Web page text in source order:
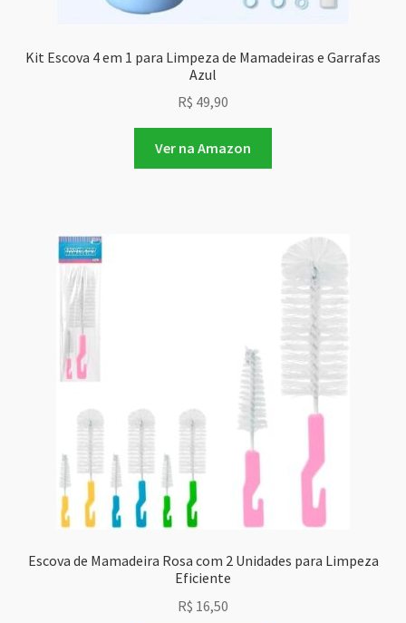
Kit Escova 4 em 1 para Limpeza de Mamadeiras e Garrafas
Azul
R$ 49,90
Ver na Amazon
Escova de Mamadeira Rosa com 2 Unidades para Limpeza
Eficiente
R$ 16,50